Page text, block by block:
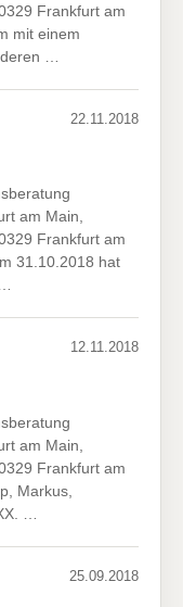
Frankfurt am
mit einem
…
22.11.2018
am Main,
Frankfurt am
31.10.2018 hat
12.11.2018
am Main,
Frankfurt am
Markus,
…
25.09.2018